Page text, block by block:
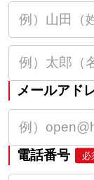
メールアド
電話番号 必